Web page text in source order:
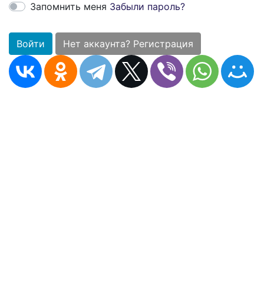
Запомнить меня Забыли пароль?
Войти Нет аккаунта? Регистрация